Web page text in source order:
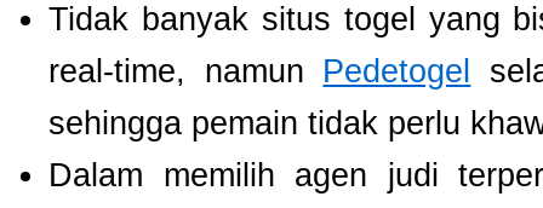
Tidak banyak situs togel yang
real-time, namun Pedetogel
sehingga pemain tidak perlu
Dalam memilih agen judi